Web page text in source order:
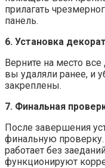
прилагать
панель.
6. Установка
Верните на место
вы удаляли ранее, и
закреплены.
7. Финальная
После завершения
финальную проверку.
работает без
функционируют